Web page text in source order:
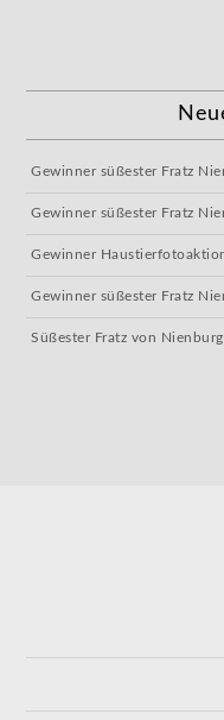
Gewinner süßester Fratz
Gewinner süßester Fratz
Gewinner
Gewinner süßester Fratz
Süßester Fratz von